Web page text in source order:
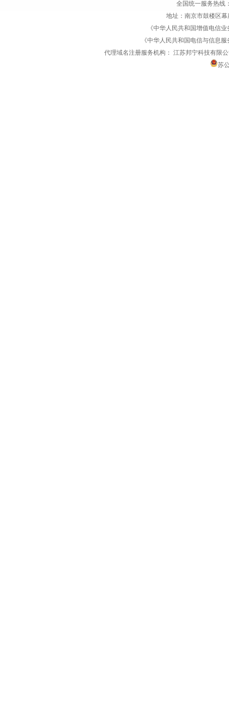
全国统一服务热线
地址：南京市鼓楼区幕
《中华人民共和国增值电信
《中华人民共和国电信与信息
代理域名注册服务机构： 江苏邦宁科技有限
苏